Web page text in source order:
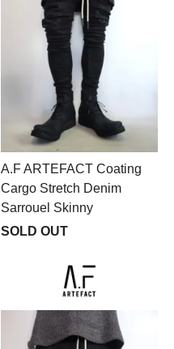
A.F ARTEFACT Coating
Cargo Stretch Denim
Sarrouel Skinny
SOLD OUT